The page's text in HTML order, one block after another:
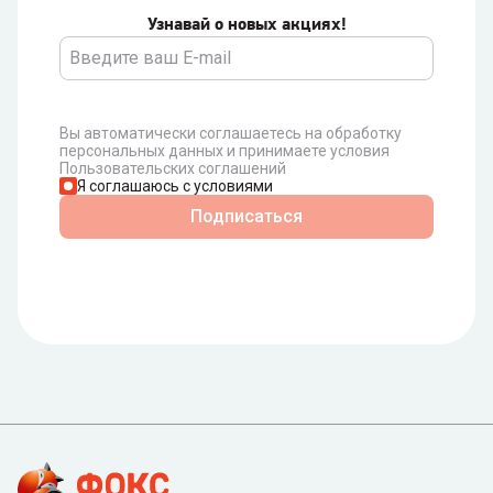
Узнавай о новых акциях!
Вы автоматически соглашаетесь на обработку
персональных данных и принимаете условия
Пользовательских соглашений
Я соглашаюсь с условиями
Подписаться